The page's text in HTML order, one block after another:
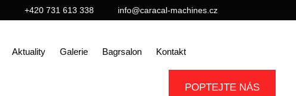
+420 731 613 338 info@caracal-machines.cz
Aktuality Galerie Bagrsalon Kontakt
POPTEJTE NÁS